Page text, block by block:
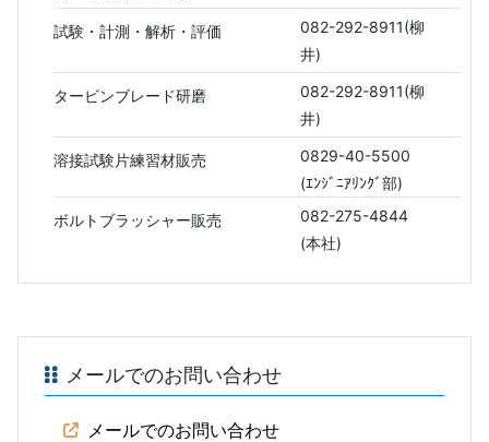
試験・計測・解析・評価
082-292-8911(柳
井)
タービンブレード研磨
082-292-8911(柳
井)
溶接試験片練習材販売
0829-40-5500
(ｴﾝｼﾞﾆｱﾘﾝｸﾞ部)
ボルトブラッシャー販売
082-275-4844
(本社)
メールでのお問い合わせ
メールでのお問い合わせ